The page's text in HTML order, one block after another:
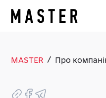
MASTER / Про